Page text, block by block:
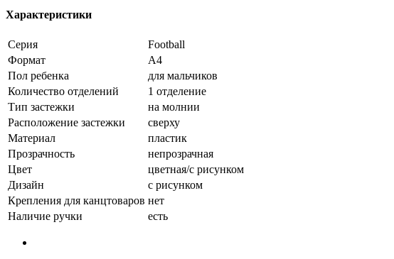
Характеристики
Серия
Football
Формат
А4
Пол ребенка
для мальчиков
Количество отделений
1 отделение
Тип застежки
на молнии
Расположение застежки
сверху
Материал
пластик
Прозрачность
непрозрачная
Цвет
цветная/с рисунком
Дизайн
с рисунком
Крепления для канцтоваров нет
Наличие ручки
есть